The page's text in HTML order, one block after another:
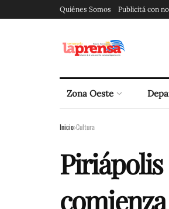
Quiénes Somos Publicitá con
Zona Oeste
Inicio Cultura
Piriápolis